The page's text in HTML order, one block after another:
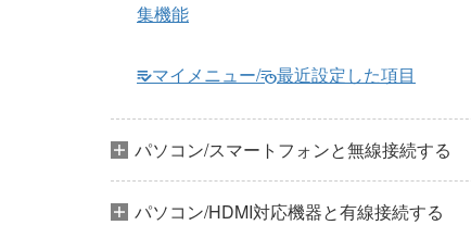
集機能
Oマイメニュー/m最近設定した項目
パソコン/スマートフォンと無線接続する
パソコン/HDMI対応機器と有線接続する